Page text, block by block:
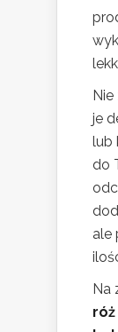
je
lub
do
ale
Na